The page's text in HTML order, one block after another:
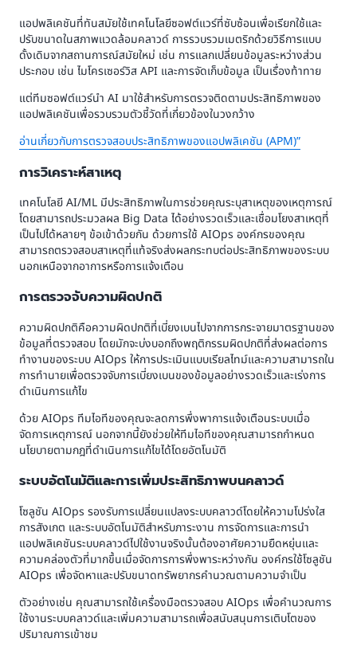
แอปพลิเคชันที่ทันสมัยใช้เทคโนโลยีซอฟต์แวร์ที่ซับซ้อนเพื่อเรียกใช้และ
ปรับขนาดในสภาพแวดล้อมคลาวด์ การรวบรวมเมตริกด้วยวิธีการแบบ
ดั้งเดิมจากสถานการณ์สมัยใหม่ เช่น การแลกเปลี่ยนข้อมูลระหว่างส่วน
ประกอบ เช่น ไมโครเซอร์วิส API และการจัดเก็บข้อมูล เป็นเรื่องท้าทาย
แต่ทีมซอฟต์แวร์นำ AI มาใช้สำหรับการตรวจติดตามประสิทธิภาพของ
แอปพลิเคชันเพื่อรวบรวมตัวชี้วัดที่เกี่ยวข้องในวงกว้าง
อ่านเกี่ยวกับการตรวจสอบประสิทธิภาพของแอปพลิเคชัน (APM)”
การวิเคราะห์สาเหตุ
เทคโนโลยี AI/ML มีประสิทธิภาพในการช่วยคุณระบุสาเหตุของเหตุการณ์
โดยสามารถประมวลผล Big Data ได้อย่างรวดเร็วและเชื่อมโยงสาเหตุที่
เป็นไปได้หลายๆ ข้อเข้าด้วยกัน ด้วยการใช้ AIOps องค์กรของคุณ
สามารถตรวจสอบสาเหตุที่แท้จริงส่งผลกระทบต่อประสิทธิภาพของระบบ
นอกเหนือจากอาการหรือการแจ้งเตือน
การตรวจจับความผิดปกติ
ความผิดปกติคือความผิดปกติที่เบี่ยงเบนไปจากการกระจายมาตรฐานของ
ข้อมูลที่ตรวจสอบ โดยมักจะบ่งบอกถึงพฤติกรรมผิดปกติที่ส่งผลต่อการ
ทำงานของระบบ AIOps ให้การประเมินแบบเรียลไทม์และความสามารถใน
การทำนายเพื่อตรวจจับการเบี่ยงเบนของข้อมูลอย่างรวดเร็วและเร่งการ
ดำเนินการแก้ไข
ด้วย AIOps ทีมไอทีของคุณจะลดการพึ่งพาการแจ้งเตือนระบบเมื่อ
จัดการเหตุการณ์ นอกจากนี้ยังช่วยให้ทีมไอทีของคุณสามารถกำหนด
นโยบายตามกฎที่ดำเนินการแก้ไขได้โดยอัตโนมัติ
ระบบอัตโนมัติและการเพิ่มประสิทธิภาพบนคลาวด์
โซลูชัน AIOps รองรับการเปลี่ยนแปลงระบบคลาวด์โดยให้ความโปร่งใส
การสังเกต และระบบอัตโนมัติสำหรับภาระงาน การจัดการและการนำ
แอปพลิเคชันระบบคลาวด์ไปใช้งานจริงนั้นต้องอาศัยความยืดหยุ่นและ
ความคล่องตัวที่มากขึ้นเมื่อจัดการการพึ่งพาระหว่างกัน องค์กรใช้โซลูชัน
AIOps เพื่อจัดหาและปรับขนาดทรัพยากรคำนวณตามความจำเป็น
ตัวอย่างเช่น คุณสามารถใช้เครื่องมือตรวจสอบ AIOps เพื่อคำนวณการ
ใช้งานระบบคลาวด์และเพิ่มความสามารถเพื่อสนับสนุนการเติบโตของ
ปริมาณการเข้าชม